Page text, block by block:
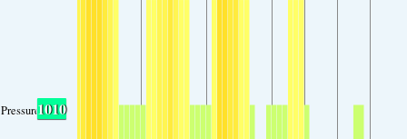
Pressure1010